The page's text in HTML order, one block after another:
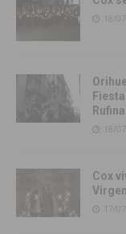
18/
Rufina
18/
Cox
17/